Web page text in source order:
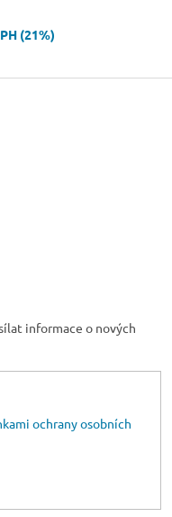
(21%)
informace o nových
ochrany osobních